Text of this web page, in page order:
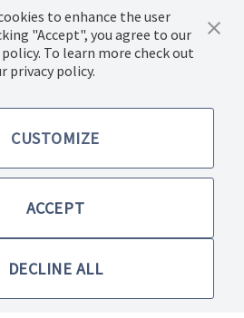
Все права защищены.
to enhance the user
"Accept", you agree to our
To learn more check out
privacy policy.
CUSTOMIZE
ACCEPT
DECLINE ALL